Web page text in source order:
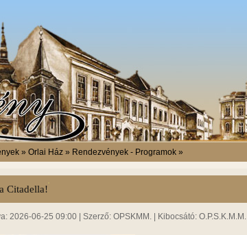
» Orlai Ház » Rendezvények - Programok »
Citadella!
2026-06-25 09:00 | Szerző: OPSKMM. | Kibocsátó: O.P.S.K.M.M.